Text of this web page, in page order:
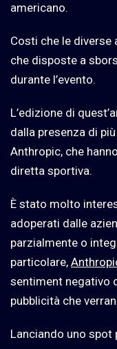
americano.
Costi che le
che disposte a
durante l’evento.
L’edizione di
dalla presenza di
Anthropic, che
diretta sportiva.
È stato molto
adoperati dalle
parzialmente o
particolare,
sentiment negativo
pubblicità che
Lanciando uno